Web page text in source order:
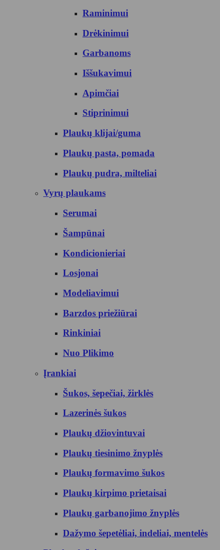
Raminimui
Drėkinimui
Garbanoms
Iššukavimui
Apimčiai
Stiprinimui
Plaukų klijai/guma
Plaukų pasta, pomada
Plaukų pudra, milteliai
Vyrų plaukams
Serumai
Šampūnai
Kondicionieriai
Losjonai
Modeliavimui
Barzdos priežiūrai
Rinkiniai
Nuo Plikimo
Įrankiai
Šukos, šepečiai, žirklės
Lazerinės šukos
Plaukų džiovintuvai
Plaukų tiesinimo žnyplės
Plaukų formavimo šukos
Plaukų kirpimo prietaisai
Plaukų garbanojimo žnyplės
Dažymo šepetėliai, indeliai, mentelės